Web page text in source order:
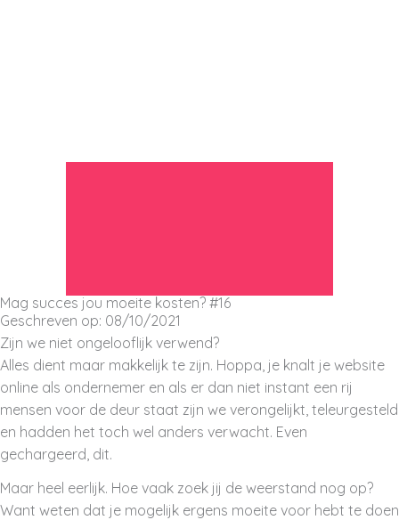
Mag succes jou moeite kosten? #16
Geschreven op: 08/10/2021
Zijn we niet ongelooflijk verwend?
Alles dient maar makkelijk te zijn. Hoppa, je knalt je website
online als ondernemer en als er dan niet instant een rij
mensen voor de deur staat zijn we verongelijkt, teleurgesteld
en hadden het toch wel anders verwacht. Even
gechargeerd, dit.
Maar heel eerlijk. Hoe vaak zoek jij de weerstand nog op?
Want weten dat je mogelijk ergens moeite voor hebt te doen